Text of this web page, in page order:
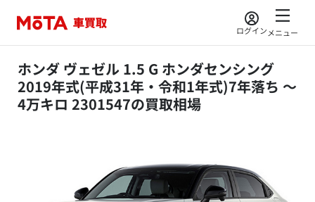
ログインメニュー
ホンダ ヴェゼル 1.5 G ホンダセンシング
2019年式(平成31年・令和1年式)7年落ち ～
4万キロ 2301547の買取相場